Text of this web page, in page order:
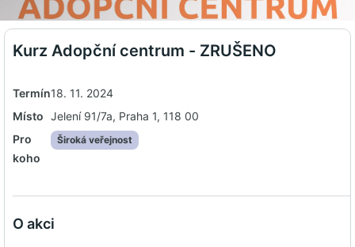
Kurz Adopční centrum - ZRUŠENO
Termín18. 11. 2024
Místo Jelení 91/7a, Praha 1, 118 00
Pro
koho
Široká veřejnost
O akci